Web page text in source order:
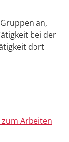
an,
bei der
dort
Arbeiten